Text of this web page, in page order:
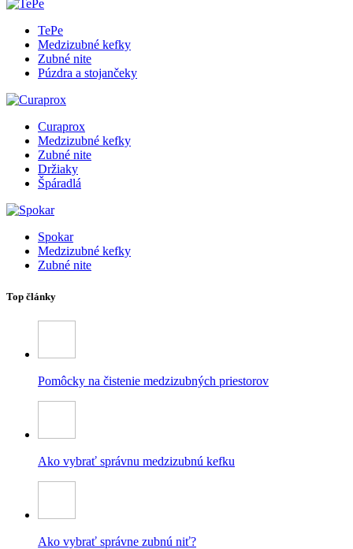
TePe
Medzizubné kefky
Zubné nite
Púzdra a stojančeky
Curaprox
Medzizubné kefky
Zubné nite
Držiaky
Špáradlá
Spokar
Medzizubné kefky
Zubné nite
Top články
Pomôcky na čistenie medzizubných priestorov
Ako vybrať správnu medzizubnú kefku
Ako vybrať správne zubnú niť?